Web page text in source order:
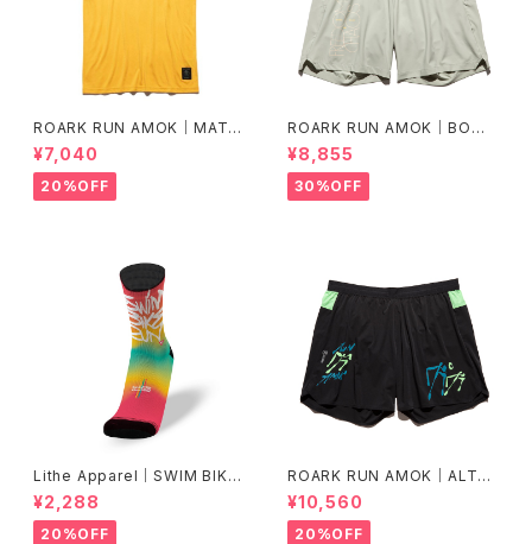
ROARK RUN AMOK｜MATHI
S CORE SS col.SUNBURST
¥7,040
20%OFF
ROARK RUN AMOK｜BOM
MER 2.0 7" Col.CHAPARRA
L
¥8,855
30%OFF
Lithe Apparel｜SWIM BIKE
RUN [COLOR]
¥2,288
20%OFF
ROARK RUN AMOK｜ALTA
5" Col.BLACK FJORD
¥10,560
20%OFF